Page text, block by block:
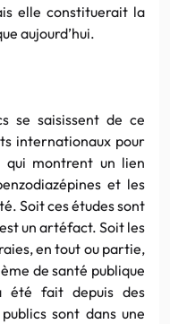
elle constituerait la
aujourd’hui.
se saisissent de ce
internationaux pour
qui montrent un lien
et les
Soit ces études sont
un artéfact. Soit les
en tout ou partie,
de santé publique
été fait depuis des
sont dans une